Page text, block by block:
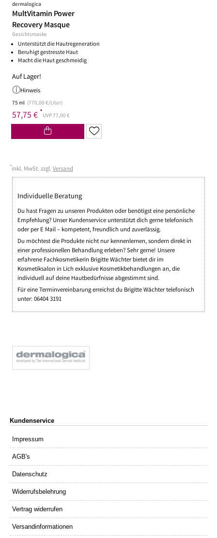
dermalogica
MultVitamin Power
Recovery Masque
Gesichtsmaske
Unterstützt die Hautregeneration
Beruhigt gestresste Haut
Macht die Haut geschmeidig
Auf Lager!
Hinweis
75 ml (770,00 €/Liter)
57,75 € *UVP 77,00 €
*inkl. MwSt. zzgl. Versand
Individuelle Beratung
Du hast Fragen zu unseren Produkten oder benötigst eine persönliche
Empfehlung? Unser Kundenservice unterstützt dich gerne telefonisch
oder per E Mail – kompetent, freundlich und zuverlässig.
Du möchtest die Produkte nicht nur kennenlernen, sondern direkt in
einer professionellen Behandlung erleben? Sehr gerne! Unsere
erfahrene Fachkosmetikerin Brigitte Wächter bietet dir im
Kosmetiksalon in Lich exklusive Kosmetikbehandlungen an, die
individuell auf deine Hautbedürfnisse abgestimmt sind.
Für eine Terminvereinbarung erreichst du Brigitte Wächter telefonisch
unter: 06404 3191
Kundenservice
Impressum
AGB's
Datenschutz
Widerrufsbelehrung
Vertrag widerrufen
Versandinformationen